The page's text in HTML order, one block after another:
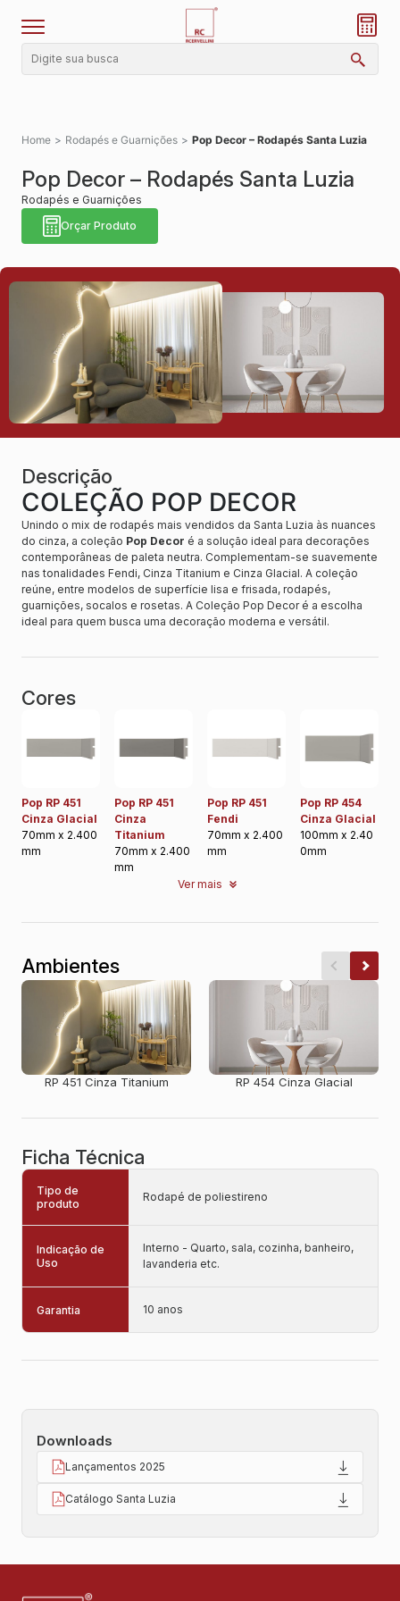
Home > Rodapés e Guarnições > Pop Decor – Rodapés Santa Luzia
Pop Decor – Rodapés Santa Luzia
Rodapés e Guarnições
Orçar Produto
Descrição
COLEÇÃO POP DECOR
Unindo o mix de rodapés mais vendidos da Santa Luzia às nuances
do cinza, a coleção Pop Decor é a solução ideal para decorações
contemporâneas de paleta neutra. Complementam-se suavemente
nas tonalidades Fendi, Cinza Titanium e Cinza Glacial. A coleção
reúne, entre modelos de superfície lisa e frisada, rodapés,
guarnições, socalos e rosetas. A Coleção Pop Decor é a escolha
ideal para quem busca uma decoração moderna e versátil.
Cores
Pop RP 451
Cinza Glacial
70mm x 2.400
mm
Pop RP 451
Cinza
Titanium
70mm x 2.400
mm
Pop RP 451
Fendi
70mm x 2.400
mm
Pop RP 454
Cinza Glacial
100mm x 2.40
0mm
Ver mais
Ambientes
RP 451 Cinza Titanium RP 454 Cinza Glacial
Ficha Técnica
Tipo de
produto
Rodapé de poliestireno
Indicação de
Uso
Interno - Quarto, sala, cozinha, banheiro,
lavanderia etc.
Garantia 10 anos
Downloads
Lançamentos 2025
Catálogo Santa Luzia